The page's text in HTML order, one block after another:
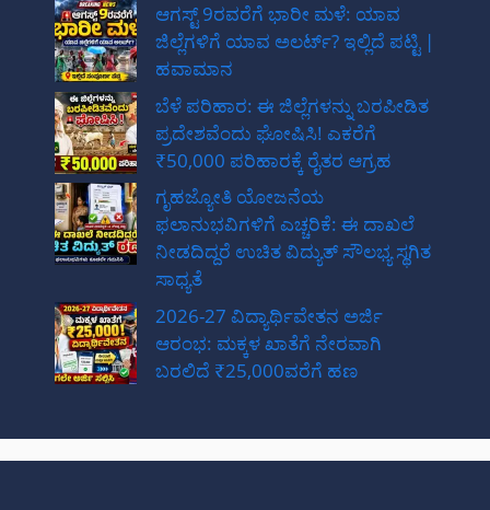
ಆಗಸ್ಟ್ 9ರವರೆಗೆ ಭಾರೀ ಮಳೆ: ಯಾವ
ಜಿಲ್ಲೆಗಳಿಗೆ ಯಾವ ಅಲರ್ಟ್? ಇಲ್ಲಿದೆ ಪಟ್ಟಿ |
ಹವಾಮಾನ
ಬೆಳೆ ಪರಿಹಾರ: ಈ ಜಿಲ್ಲೆಗಳನ್ನು ಬರಪೀಡಿತ
ಪ್ರದೇಶವೆಂದು ಘೋಷಿಸಿ! ಎಕರೆಗೆ
₹50,000 ಪರಿಹಾರಕ್ಕೆ ರೈತರ ಆಗ್ರಹ
ಗೃಹಜ್ಯೋತಿ ಯೋಜನೆಯ
ಫಲಾನುಭವಿಗಳಿಗೆ ಎಚ್ಚರಿಕೆ: ಈ ದಾಖಲೆ
ನೀಡದಿದ್ದರೆ ಉಚಿತ ವಿದ್ಯುತ್ ಸೌಲಭ್ಯ ಸ್ಥಗಿತ
ಸಾಧ್ಯತೆ
2026-27 ವಿದ್ಯಾರ್ಥಿವೇತನ ಅರ್ಜಿ
ಆರಂಭ: ಮಕ್ಕಳ ಖಾತೆಗೆ ನೇರವಾಗಿ
ಬರಲಿದೆ ₹25,000ವರೆಗೆ ಹಣ